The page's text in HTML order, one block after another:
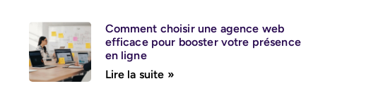
Comment choisir une agence web
efficace pour booster votre présence
en ligne
Lire la suite »